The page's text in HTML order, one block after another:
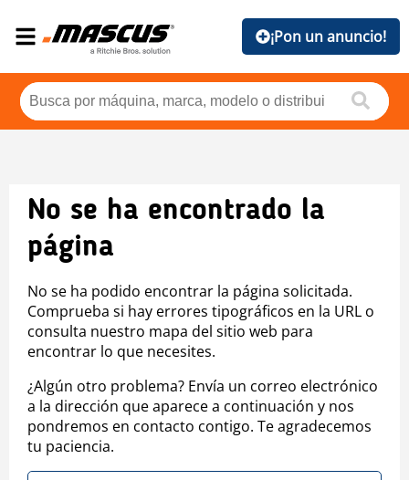
¡Pon un anuncio!
No se ha encontrado la
página
No se ha podido encontrar la página solicitada.
Comprueba si hay errores tipográficos en la URL o
consulta nuestro mapa del sitio web para
encontrar lo que necesites.
¿Algún otro problema? Envía un correo electrónico
a la dirección que aparece a continuación y nos
pondremos en contacto contigo. Te agradecemos
tu paciencia.